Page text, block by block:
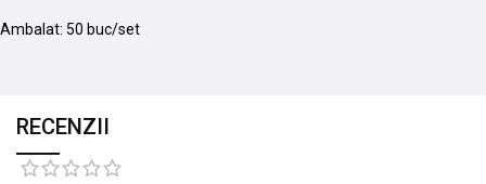
Ambalat: 50 buc/set
RECENZII